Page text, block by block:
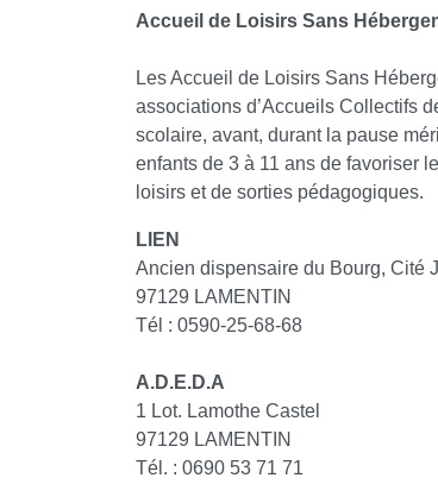
Accueil de Loisirs Sans
Les Accueil de Loisirs Sans
associations d’Accueils Collectifs
scolaire, avant, durant la pause
enfants de 3 à 11 ans de favoriser
loisirs et de sorties pédagogiques.
LIEN
Ancien dispensaire du Bourg, Cité
97129 LAMENTIN
Tél : 0590-25-68-68
A.D.E.D.A
1 Lot. Lamothe Castel
97129 LAMENTIN
Tél. : 0690 53 71 71